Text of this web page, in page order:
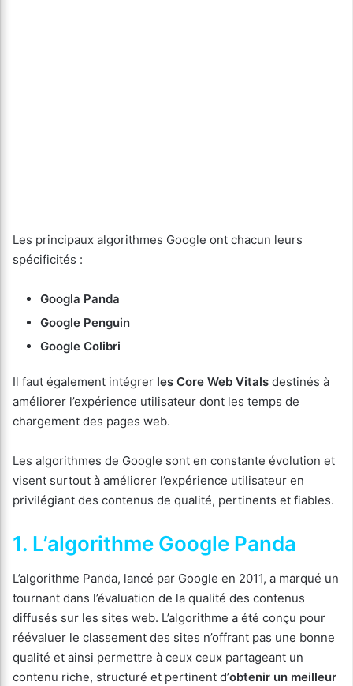
Les principaux algorithmes Google ont chacun leurs
spécificités :
Googla Panda
Google Penguin
Google Colibri
Il faut également intégrer les Core Web Vitals destinés à
améliorer l’expérience utilisateur dont les temps de
chargement des pages web.
Les algorithmes de Google sont en constante évolution et
visent surtout à améliorer l’expérience utilisateur en
privilégiant des contenus de qualité, pertinents et fiables.
1. L’algorithme Google Panda
L’algorithme Panda, lancé par Google en 2011, a marqué un
tournant dans l’évaluation de la qualité des contenus
diffusés sur les sites web. L’algorithme a été conçu pour
réévaluer le classement des sites n’offrant pas une bonne
qualité et ainsi permettre à ceux ceux partageant un
contenu riche, structuré et pertinent d’obtenir un meilleur